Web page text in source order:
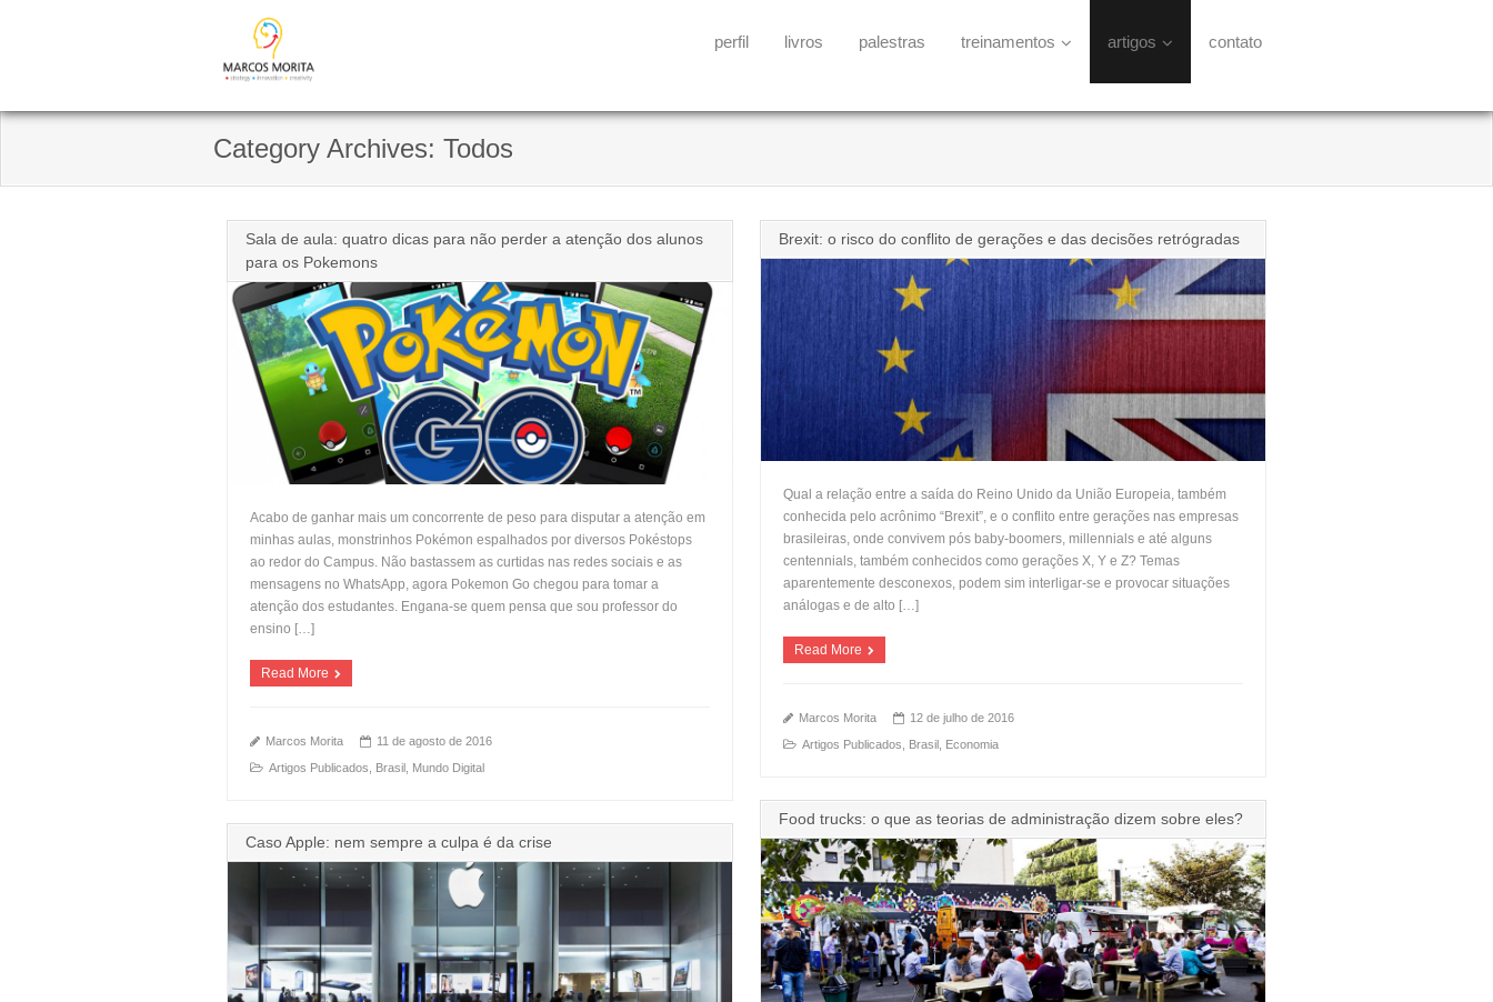
perfil livros palestras treinamentos artigos contato
Category Archives: Todos
Sala de aula: quatro dicas para não perder a atenção dos alunos
para os Pokemons
Acabo de ganhar mais um concorrente de peso para disputar a atenção em
minhas aulas, monstrinhos Pokémon espalhados por diversos Pokéstops
ao redor do Campus. Não bastassem as curtidas nas redes sociais e as
mensagens no WhatsApp, agora Pokemon Go chegou para tomar a
atenção dos estudantes. Engana-se quem pensa que sou professor do
ensino […]
Read More
Marcos Morita
11 de agosto de 2016
Artigos Publicados
Brasil Mundo Digital
Brexit: o risco do conflito de gerações e das decisões retrógradas
Qual a relação entre a saída do Reino Unido da União Europeia, também
conhecida pelo acrônimo “Brexit”, e o conflito entre gerações nas empresas
brasileiras, onde convivem pós baby-boomers, millennials e até alguns
centennials, também conhecidos como gerações X, Y e Z? Temas
aparentemente desconexos, podem sim interligar-se e provocar situações
análogas e de alto […]
Read More
Marcos Morita
12 de julho de 2016
Artigos Publicados
Brasil Economia
Food trucks: o que as teorias de administração dizem sobre eles?
Caso Apple: nem sempre a culpa é da crise